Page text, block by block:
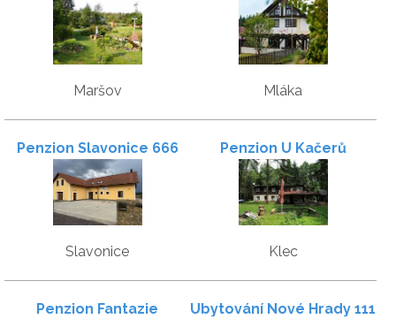
Maršov Mláka
Penzion Slavonice 666
Slavonice
Penzion U Kačerů
Klec
Penzion Fantazie Ubytování Nové Hrady 111